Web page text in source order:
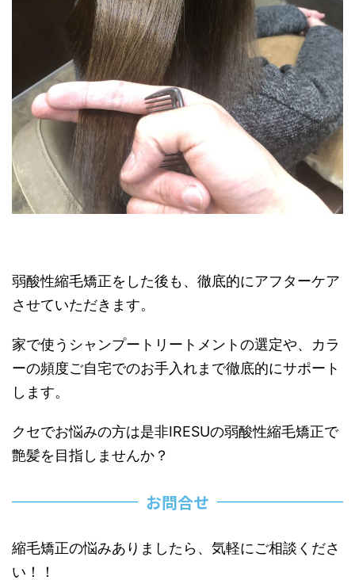
弱酸性縮毛矯正をした後も、徹底的にアフターケア
させていただきます。
家で使うシャンプートリートメントの選定や、カラ
ーの頻度ご自宅でのお手入れまで徹底的にサポート
します。
クセでお悩みの方は是非IRESUの弱酸性縮毛矯正で
艶髪を目指しませんか？
お問合せ
縮毛矯正の悩みありましたら、気軽にご相談くださ
い！！